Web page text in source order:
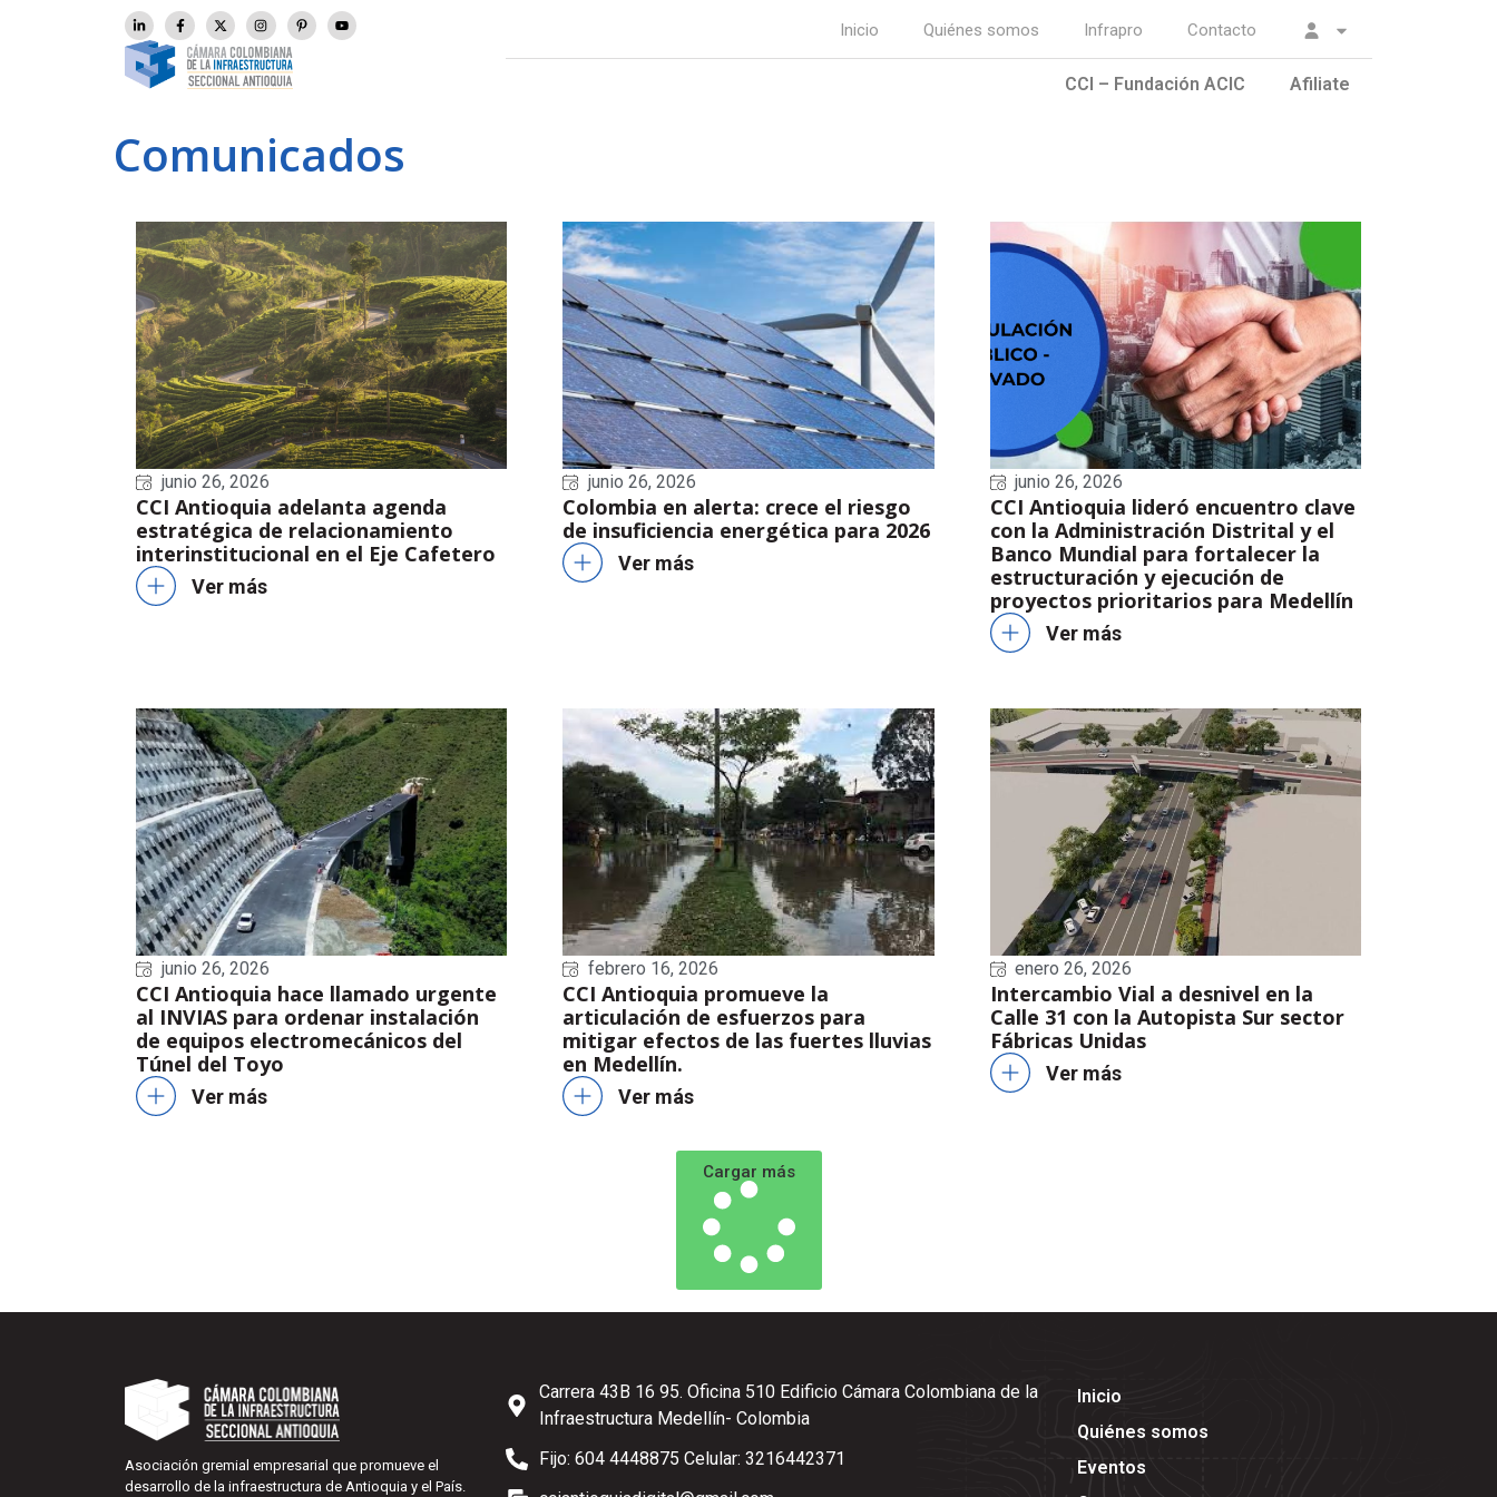
Inicio Quiénes somos Infrapro Contacto
CCI – Fundación ACIC Afiliate
Comunicados
junio 26, 2026
CCI Antioquia adelanta agenda
estratégica de relacionamiento
interinstitucional en el Eje Cafetero
Ver más
junio 26, 2026
Colombia en alerta: crece el riesgo
de insuficiencia energética para 2026
Ver más
junio 26, 2026
CCI Antioquia lideró encuentro clave
con la Administración Distrital y el
Banco Mundial para fortalecer la
estructuración y ejecución de
proyectos prioritarios para Medellín
Ver más
junio 26, 2026
CCI Antioquia hace llamado urgente
al INVIAS para ordenar instalación
de equipos electromecánicos del
Túnel del Toyo
Ver más
febrero 16, 2026
CCI Antioquia promueve la
articulación de esfuerzos para
mitigar efectos de las fuertes lluvias
en Medellín.
Ver más
enero 26, 2026
Intercambio Vial a desnivel en la
Calle 31 con la Autopista Sur sector
Fábricas Unidas
Ver más
Cargar más
Asociación gremial empresarial que promueve el
desarrollo de la infraestructura de Antioquia y el País.
Carrera 43B 16 95. Oficina 510 Edificio Cámara Colombiana de la
Infraestructura Medellín- Colombia
Fijo: 604 4448875 Celular: 3216442371
Inicio
Quiénes somos
Eventos